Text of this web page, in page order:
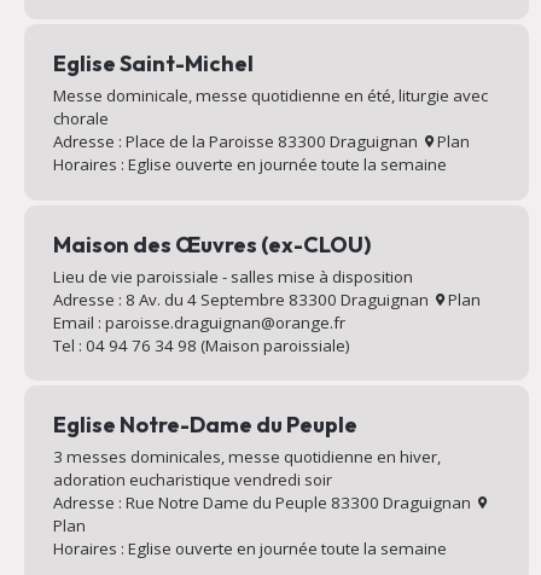
Eglise Saint-Michel
Messe dominicale, messe quotidienne en été, liturgie avec
chorale
Adresse : Place de la Paroisse 83300 Draguignan
Plan
Horaires : Eglise ouverte en journée toute la semaine
Maison des Œuvres (ex-CLOU)
Lieu de vie paroissiale - salles mise à disposition
Adresse : 8 Av. du 4 Septembre 83300 Draguignan
Plan
Email : paroisse.draguignan@orange.fr
Tel : 04 94 76 34 98 (Maison paroissiale)
Eglise Notre-Dame du Peuple
3 messes dominicales, messe quotidienne en hiver,
adoration eucharistique vendredi soir
Adresse : Rue Notre Dame du Peuple 83300 Draguignan
Plan
Horaires : Eglise ouverte en journée toute la semaine